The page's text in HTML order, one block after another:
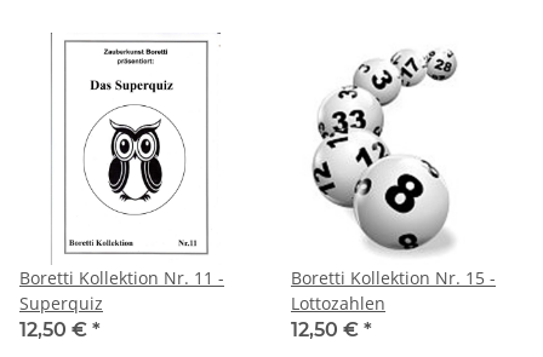
Boretti Kollektion Nr. 11 -
Superquiz
12,50 € *
Boretti Kollektion Nr. 15 -
Lottozahlen
12,50 € *